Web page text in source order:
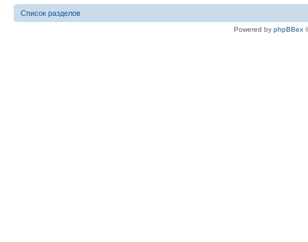
Список разделов
Powered by phpBBex